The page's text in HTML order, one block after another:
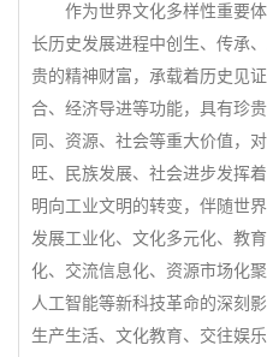
作为世界文化多样性重要体
长历史发展进程中创生、传承
贵的精神财富，承载着历史见
合、经济导进等功能，具有珍
同、资源、社会等重大价值，
旺、民族发展、社会进步发挥
明向工业文明的转变，伴随世
发展工业化、文化多元化、教
化、交流信息化、资源市场化
人工智能等新科技革命的深刻
生产生活、文化教育、交往娱